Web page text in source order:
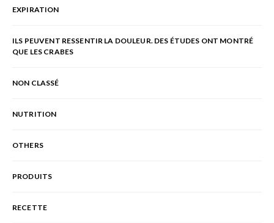
EXPIRATION
ILS PEUVENT RESSENTIR LA DOULEUR. DES ÉTUDES ONT MONTRÉ
QUE LES CRABES
NON CLASSÉ
NUTRITION
OTHERS
PRODUITS
RECETTE